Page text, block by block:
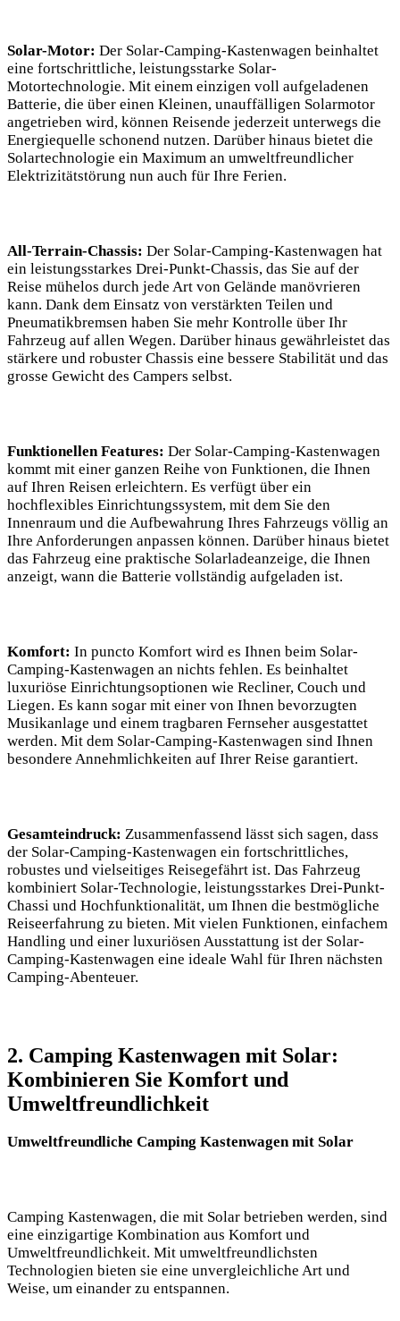
Solar-Motor: ⁢Der Solar-Camping-Kastenwagen beinhaltet
⁣eine fortschrittliche, leistungsstarke ⁣Solar-
Motortechnologie.​ Mit ⁣einem einzigen voll aufgeladenen
⁢Batterie, die über einen⁣ Kleinen, ⁢unauffälligen Solarmotor
angetrieben wird, können Reisende jederzeit unterwegs die
Energiequelle ⁣schonend nutzen. Darüber hinaus bietet die
Solartechnologie ein Maximum an umweltfreundlicher
⁢Elektrizitätstörung nun auch für Ihre Ferien.
All-Terrain-Chassis: Der Solar-Camping-Kastenwagen hat
ein leistungsstarkes Drei-Punkt-Chassis, das Sie auf der
Reise mühelos durch jede Art von Gelände ⁢manövrieren
kann.‌ Dank dem Einsatz von verstärkten Teilen und
Pneumatikbremsen haben Sie mehr Kontrolle ‌über Ihr
Fahrzeug auf allen⁢ Wegen. Darüber‌ hinaus gewährleistet das
stärkere ⁢und robuster Chassis eine bessere⁣ Stabilität ​und ​das
grosse‌ Gewicht⁣ des‌ Campers selbst.
Funktionellen Features: Der Solar-Camping-Kastenwagen
kommt mit einer ganzen ​Reihe von Funktionen,⁤ die Ihnen
auf ⁢Ihren Reisen erleichtern. Es verfügt über ein
⁢hochflexibles​ Einrichtungssystem, ⁤mit dem Sie den
Innenraum und​ die Aufbewahrung Ihres Fahrzeugs völlig an
Ihre Anforderungen anpassen können. Darüber‍ hinaus bietet
das‌ Fahrzeug eine praktische Solarladeanzeige, die​ Ihnen
⁢anzeigt, wann die⁣ Batterie vollständig aufgeladen ist.
Komfort: In puncto Komfort ⁢wird es Ihnen beim Solar-
Camping-Kastenwagen an⁣ nichts fehlen. Es beinhaltet
⁣luxuriöse Einrichtungsoptionen wie Recliner, Couch und
Liegen. Es kann sogar ⁢mit einer‌ von⁣ Ihnen bevorzugten
Musikanlage ⁤und einem tragbaren Fernseher ausgestattet
werden. Mit​ dem Solar-Camping-Kastenwagen sind Ihnen
⁢besondere Annehmlichkeiten auf Ihrer ⁣Reise ​garantiert.
Gesamteindruck: Zusammenfassend⁣ lässt sich sagen, dass
der⁣ Solar-Camping-Kastenwagen ein fortschrittliches,
robustes⁣ und ​vielseitiges ‍Reisegefährt ist. Das⁤ Fahrzeug
kombiniert Solar-Technologie,‌ leistungsstarkes Drei-Punkt-
Chassi ‍und Hochfunktionalität, um Ihnen die bestmögliche⁤
Reiseerfahrung zu ​bieten. Mit vielen Funktionen, einfachem
⁤Handling ⁤und einer luxuriösen Ausstattung ‌ist der Solar-
Camping-Kastenwagen​ eine ⁤ideale Wahl für Ihren nächsten
Camping-Abenteuer.
2.‌ Camping Kastenwagen mit⁢ Solar:
Kombinieren ​Sie ‌Komfort⁣ und
Umweltfreundlichkeit
Umweltfreundliche Camping‍ Kastenwagen mit ‌Solar
Camping ⁤Kastenwagen, ⁢die ⁢mit Solar betrieben werden, ⁤sind
eine einzigartige Kombination aus⁤ Komfort⁤ und
Umweltfreundlichkeit. Mit⁢ umweltfreundlichsten
Technologien bieten sie eine unvergleichliche ⁤Art und
Weise, um einander zu​ entspannen.